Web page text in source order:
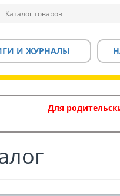
Каталог товаров
И ЖУРНАЛЫ
Для